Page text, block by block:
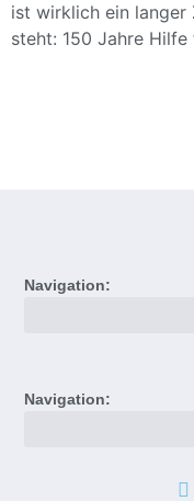
ist wirklich ein langer
steht: 150 Jahre
Navigation:
Navigation: